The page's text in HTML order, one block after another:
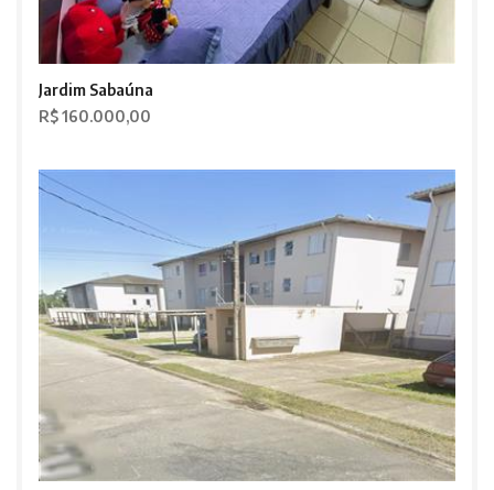
Jardim Sabaúna
R$ 160.000,00